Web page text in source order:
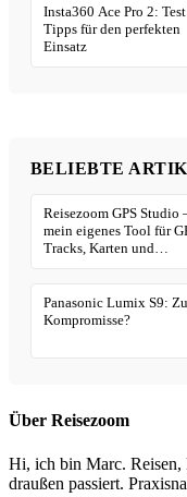
Insta360 Ace Pro 2:
Tipps für den perfekten
Einsatz
BELIEBTE
Reisezoom GPS
mein eigenes Tool für
Tracks, Karten und
Panasonic Lumix S9:
Kompromisse?
Über Reisezoom
Hi, ich bin Marc.
draußen passiert.